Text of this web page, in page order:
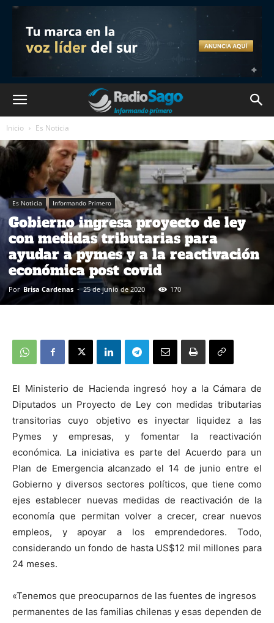
Inicio Es Noticia
Es Noticia Informando Primero
Gobierno ingresa proyecto de ley
con medidas tributarias para
ayudar a pymes y a la reactivación
económica post covid
Por Brisa Cardenas - 25 de junio de 2020 170
El Ministerio de Hacienda ingresó hoy a la Cámara de
Diputados un Proyecto de Ley con medidas tributarias
transitorias cuyo objetivo es inyectar liquidez a las
Pymes y empresas, y fomentar la reactivación
económica. La iniciativa es parte del Acuerdo para un
Plan de Emergencia alcanzado el 14 de junio entre el
Gobierno y diversos sectores políticos, que tiene como
ejes establecer nuevas medidas de reactivación de la
economía que permitan volver a crecer, crear nuevos
empleos, y apoyar a los emprendedores. Todo,
considerando un fondo de hasta US$12 mil millones para
24 meses.
«Tenemos que preocuparnos de las fuentes de ingresos
permanentes de las familias chilenas y esas dependen de